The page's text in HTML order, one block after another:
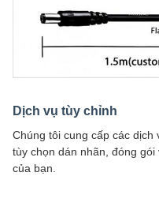
Dịch vụ tùy chỉnh
Chúng tôi cung cấp các dịch
tùy chọn dán nhãn, đóng
của bạn.